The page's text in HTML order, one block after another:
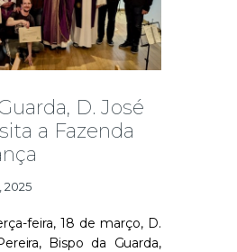
D. José
a Fazenda
2025
feira, 18 de março, D.
Bispo da Guarda,